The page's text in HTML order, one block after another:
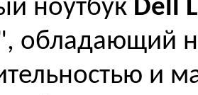
ноутбук Dell
обладающий
и